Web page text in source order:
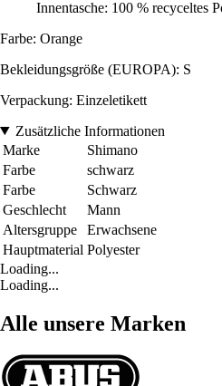
Innentasche: 100 % recyceltes
Farbe: Orange
Bekleidungsgröße (EUROPA): S
Verpackung: Einzeletikett
Zusätzliche Informationen
Marke
Shimano
Farbe
schwarz
Farbe
Schwarz
Geschlecht
Mann
Altersgruppe
Erwachsene
Hauptmaterial Polyester
Loading...
Loading...
Alle unsere Marken